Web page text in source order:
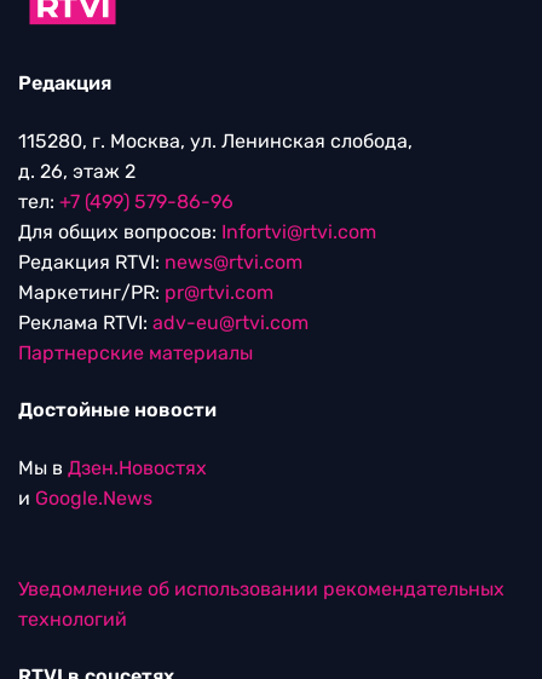
Редакция
115280, г. Москва, ул. Ленинская слобода,
д. 26, этаж 2
тел: +7 (499) 579-86-96
Для общих вопросов: Infortvi@rtvi.com
Редакция RTVI: news@rtvi.com
Маркетинг/PR: pr@rtvi.com
Реклама RTVI: adv-eu@rtvi.com
Партнерские материалы
Достойные новости
Мы в Дзен.Новостях
и Google.News
Уведомление об использовании рекомендательных
технологий